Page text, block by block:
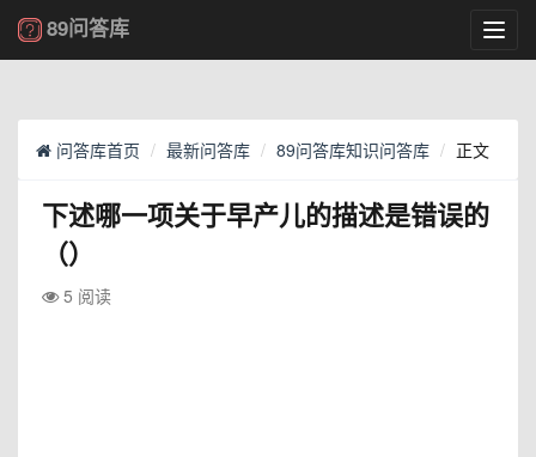
89问答库
问答库首页 最新问答库 89问答库知识问答库 正文
下述哪一项关于早产儿的描述是错误的
（）
5 阅读